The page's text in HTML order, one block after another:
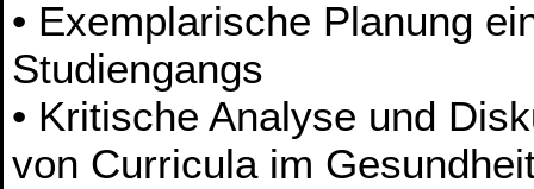
• Exemplarische Planung
Studiengangs
• Kritische Analyse und
von Curricula im